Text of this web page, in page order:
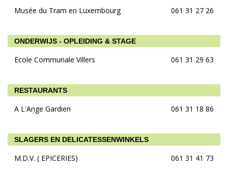
Musée du Tram en Luxembourg
061 31 27 26
ONDERWIJS - OPLEIDING & STAGE
Ecole Communale Villers 061 31 29 63
RESTAURANTS
A L'Ange Gardien 061 31 18 86
SLAGERS EN DELICATESSENWINKELS
M.D.V. ( EPICERIES) 061 31 41 73